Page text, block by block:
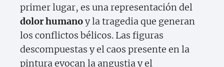
primer lugar, es una representación del
dolor humanoy la tragedia que generan
los conflictos bélicos. Las figuras
descompuestas y el caos presente en la
pintura evocan la angustia y el